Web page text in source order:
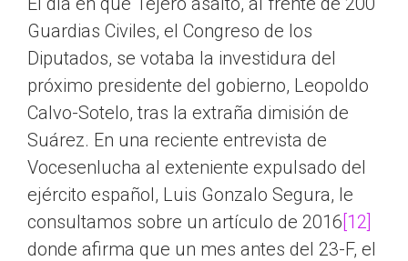
Guardias Civiles, el Congreso de los
Diputados, se votaba la investidura del
próximo presidente del gobierno, Leopoldo
Calvo-Sotelo, tras la extraña dimisión de
Suárez. En una reciente entrevista de
Vocesenlucha al exteniente expulsado del
ejército español, Luis Gonzalo Segura, le
consultamos sobre un artículo de 2016[12]
donde afirma que un mes antes del 23-F, el